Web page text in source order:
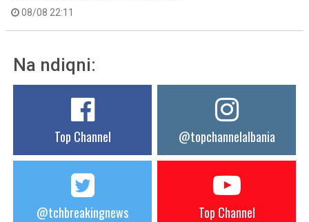
08/08 22:11
Na ndiqni:
Top Channel @topchannelalbania
@tchbreakingnews Top Channel